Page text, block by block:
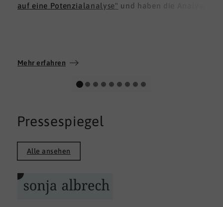
auf eine Potenzialanalyse" und haben die Analyse
Wir wünschen allen Teilnehmerinnen und
persönlichen Weg und viel Erfolg.
Mehr erfahren
Pressespiegel
Alle ansehen